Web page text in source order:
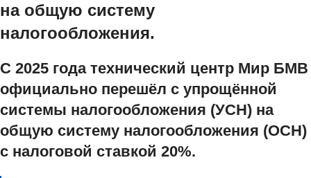
на общую систему
налогообложения.
С 2025 года технический центр Мир БМВ
официально перешёл с упрощённой
системы налогообложения (УСН) на
общую систему налогообложения (ОСН)
с налоговой ставкой 20%.